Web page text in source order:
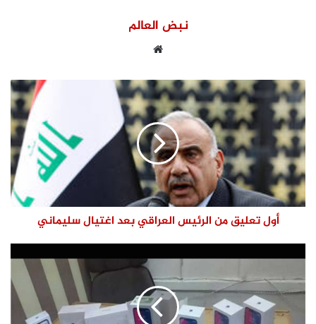
نبض العالم
أول تعليق من الرئيس العراقي بعد اغتيال سليماني